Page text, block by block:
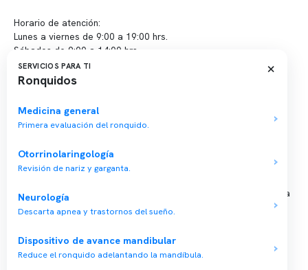
Horario de atención:
Lunes a viernes de 9:00 a 19:00 hrs.
Sábados de 9:00 a 14:00 hrs.
Sucursales
📍 Vitacura: Av. Kennedy 5488, Patio Inglés, piso -1, local 003
📍 Providencia: Av. Andrés Bello 2337, local 2
Reserva tu hora
Agenda tu consulta médica o examen del sueño de forma rápida
y segura.
Valor consulta médica
SERVICIOS PARA TI
Ronquidos
×
Medicina general
Primera evaluación del ronquido.
Otorrinolaringología
Revisión de nariz y garganta.
Neurología
Descarta apnea y trastornos del sueño.
Dispositivo de avance mandibular
Reduce el ronquido adelantando la mandíbula.